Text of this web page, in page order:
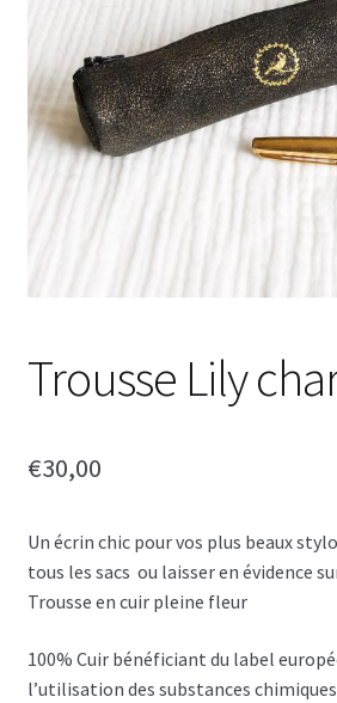
Trousse Lily
€30,00
Un écrin chic pour vos plus beaux
tous les sacs ou laisser en évidence
Trousse en cuir pleine fleur
100% Cuir bénéficiant du label
l’utilisation des substances chimiques